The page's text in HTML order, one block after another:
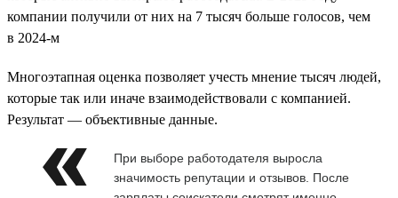
компании получили от них на 7 тысяч больше голосов, чем
в 2024-м
Многоэтапная оценка позволяет учесть мнение тысяч людей,
которые так или иначе взаимодействовали с компанией.
Результат — объективные данные.
При выборе работодателя выросла
значимость репутации и отзывов. После